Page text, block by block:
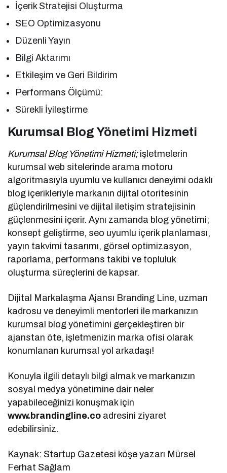
İçerik Stratejisi Oluşturma
SEO Optimizasyonu
Düzenli Yayın
Bilgi Aktarımı
Etkileşim ve Geri Bildirim
Performans Ölçümü:
Sürekli İyileştirme
Kurumsal Blog Yönetimi Hizmeti
Kurumsal Blog Yönetimi Hizmeti;işletmelerin
kurumsal web sitelerinde arama motoru
algoritmasıyla uyumlu ve kullanıcı deneyimi odaklı
blog içerikleriyle markanın dijital otoritesinin
güçlendirilmesini ve dijital iletişim stratejisinin
güçlenmesini içerir. Aynı zamanda blog yönetimi;
konsept geliştirme, seo uyumlu içerik planlaması,
yayın takvimi tasarımı, görsel optimizasyon,
raporlama, performans takibi ve topluluk
oluşturma süreçlerini de kapsar.
Dijital Markalaşma Ajansı Branding Line, uzman
kadrosu ve deneyimli mentorleri ile markanızın
kurumsal blog yönetimini gerçekleştiren bir
ajanstan öte, işletmenizin marka ofisi olarak
konumlanan kurumsal yol arkadaşı!
Konuyla ilgili detaylı bilgi almak ve markanızın
sosyal medya yönetimine dair neler
yapabileceğinizi konuşmak için
www.brandingline.co adresini ziyaret
edebilirsiniz.
Kaynak: Startup Gazetesi köşe yazarı Mürsel
Ferhat Sağlam